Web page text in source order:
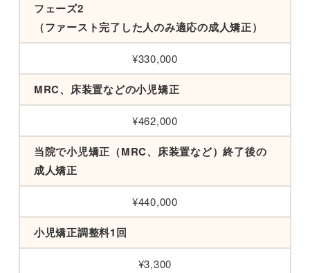
フェーズ2
（ファースト完了した人のみ適応の成人矯正）
¥330,000
MRC、床装置などの小児矯正
¥462,000
当院で小児矯正（MRC、床装置など）終了後の
成人矯正
¥440,000
小児矯正調整料1回
¥3,300